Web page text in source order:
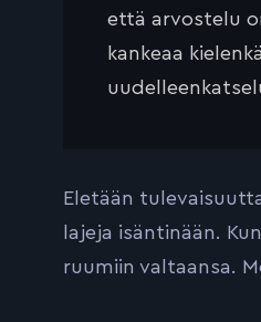
että arvostelu
kankeaa
Eletään
lajeja isäntinään.
ruumiin valtaansa.